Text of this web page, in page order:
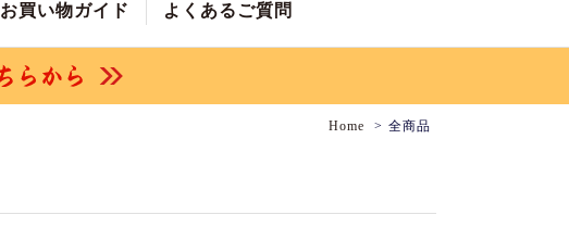
お買い物ガイド よくあるご質問
Home 全商品